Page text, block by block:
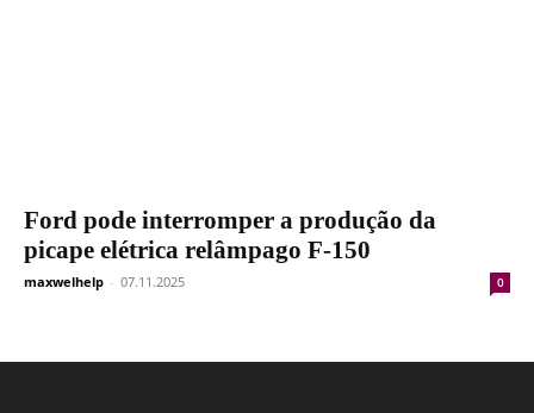
Ford pode interromper a produção da
picape elétrica relâmpago F-150
maxwelhelp - 07.11.2025 0